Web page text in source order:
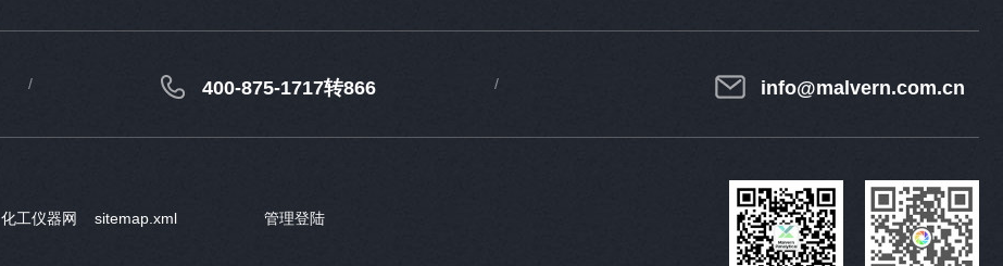
400-875-1717转866 info@malvern.com.cn
化工仪器网 sitemap.xml 管理登陆